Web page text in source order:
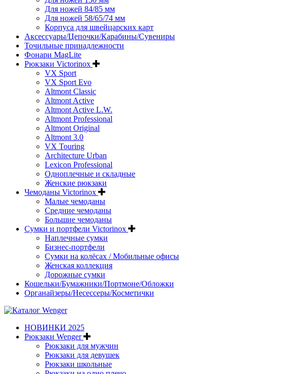
Для ножей 84/85 мм
Для ножей 58/65/74 мм
Корпуса для швейцарских карт
Аксессуары/Цепочки/Карабины/Сувениры
Точильные принадлежности
Фонари MagLite
Рюкзаки Victorinox
VX Sport
VX Sport Evo
Altmont Classic
Altmont Active
Altmont Active L.W.
Altmont Professional
Altmont Original
Altmont 3.0
VX Touring
Architecture Urban
Lexicon Professional
Одноплечные и складные
Женские рюкзаки
Чемоданы Victorinox
Малые чемоданы
Средние чемоданы
Большие чемоданы
Сумки и портфели Victorinox
Наплечные сумки
Бизнес-портфели
Сумки на колёсах / Мобильные офисы
Женская коллекция
Дорожные сумки
Кошельки/Бумажники/Портмоне/Обложки
Органайзеры/Несессеры/Косметички
НОВИНКИ 2025
Рюкзаки Wenger
Рюкзаки для мужчин
Рюкзаки для девушек
Рюкзаки школьные